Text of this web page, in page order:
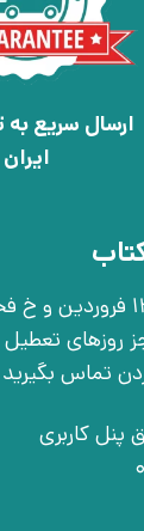
ارسال سریع به
ایران
تهران، خ انقلاب، خ 12 فروردین، خ روانمهر
به جز روزهای
پنل کاربری